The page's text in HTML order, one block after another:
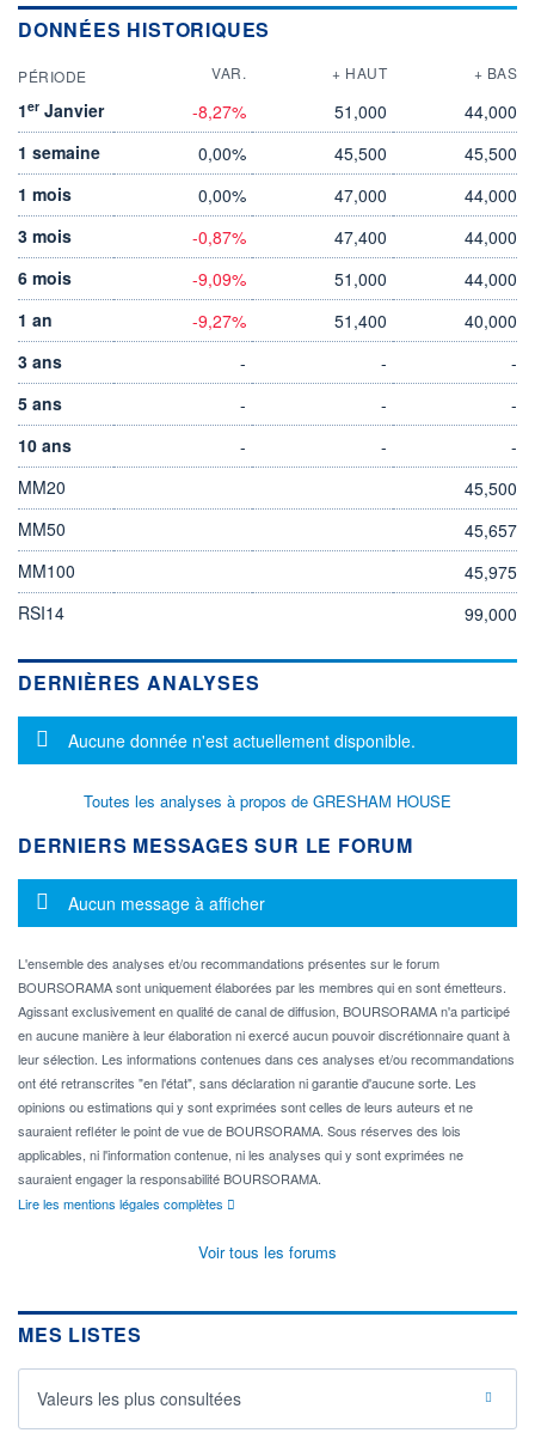
DONNÉES HISTORIQUES
PÉRIODE VAR. + HAUT + BAS
1er Janvier -8,27% 51,000
44,000
1 semaine
0,00% 45,500
45,500
1 mois
0,00% 47,000
44,000
3 mois
-0,87% 47,400
44,000
6 mois
-9,09% 51,000
44,000
1 an
-9,27% 51,400
40,000
3 ans
- -
-
5 ans
- -
-
10 ans
- -
-
MM20
45,500
MM50
45,657
MM100
45,975
RSI14
99,000
DERNIÈRES ANALYSES
Message d'information
Aucune donnée n'est actuellement disponible.
Toutes les analyses à propos de GRESHAM HOUSE
DERNIERS MESSAGES SUR LE FORUM
Message d'information
Aucun message à afficher
L'ensemble des analyses et/ou recommandations présentes sur le forum
BOURSORAMA sont uniquement élaborées par les membres qui en sont émetteurs.
Agissant exclusivement en qualité de canal de diffusion, BOURSORAMA n'a participé
en aucune manière à leur élaboration ni exercé aucun pouvoir discrétionnaire quant à
leur sélection. Les informations contenues dans ces analyses et/ou recommandations
ont été retranscrites "en l'état", sans déclaration ni garantie d'aucune sorte. Les
opinions ou estimations qui y sont exprimées sont celles de leurs auteurs et ne
sauraient refléter le point de vue de BOURSORAMA. Sous réserves des lois
applicables, ni l'information contenue, ni les analyses qui y sont exprimées ne
sauraient engager la responsabilité BOURSORAMA.
Lire les mentions légales complètes
Voir tous les forums
MES LISTES
Valeurs les plus consultées